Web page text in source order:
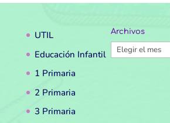
UTIL
Educación Infantil
1 Primaria
2 Primaria
3 Primaria
Archivos
Archivos